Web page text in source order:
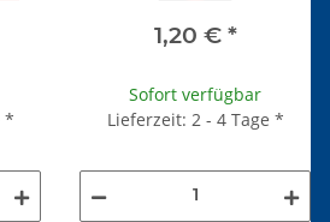
*
1,20 € *
Sofort verfügbar
Lieferzeit: 2 - 4 Tage *